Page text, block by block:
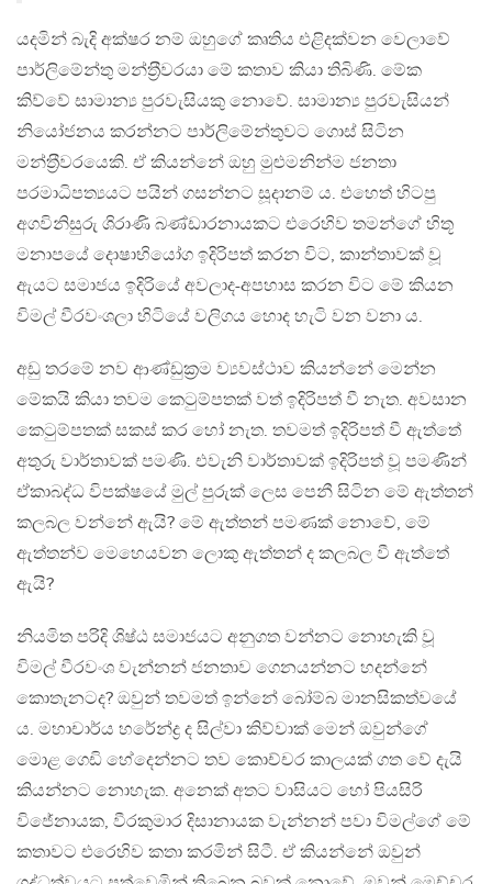
යදමින් බැදි අක්ෂර නම් ඔහුගේ කෘතිය එළිදක්වන වෙලාවේ
පාර්ලිමේන්තු මන්ත‍්‍රීවරයා මේ කතාව කියා තිබිණි. මේක
කිව්වේ සාමාන්‍ය පුරවැසියකු නොවේ. සාමාන්‍ය පුරවැසියන්
නියෝජනය කරන්නට පාර්ලිමේන්තුවට ගොස් සිටින
මන්ත‍්‍රීවරයෙකි. ඒ කියන්නේ ඔහු මුළුමනින්ම ජනතා
පරමාධිපත්‍යයට පයින් ගසන්නට සූදානම් ය. එහෙත් හිටපු
අගවිනිසුරු ශිරාණි බණ්ඩාරනායකට එරෙහිව තමන්ගේ හිතූ
මනාපයේ දොෂාභියෝග ඉදිරිපත් කරන විට, කාන්තාවක් වූ
ඇයට සමාජය ඉදිරියේ අවලාද-අපහාස කරන විට මේ කියන
විමල් වීරවංශලා හිටියේ වලිගය හොද හැටි වන වනා ය.
අඩු තරමේ නව ආණ්ඩුක‍්‍රම ව්‍යවස්ථාව කියන්නේ මෙන්න
මේකයි කියා තවම කෙටුම්පතක් වත් ඉදිරිපත් වී නැත. අවසාන
කෙටුම්පතක් සකස් කර හෝ නැත. තවමත් ඉදිරිපත් වී ඇත්තේ
අතුරු වාර්තාවක් පමණි. එවැනි වාර්තාවක් ඉදිරිපත් වූ පමණින්
ඒකාබද්ධ විපක්ෂයේ මුල් පුරුක් ලෙස පෙනී සිටින මේ ඇත්තන්
කලබල වන්නේ ඇයි? මේ ඇත්තන් පමණක් නොවේ, මේ
ඇත්තන්ව මෙහෙයවන ලොකු ඇත්තන් ද කලබල වී ඇත්තේ
ඇයි?
නියමිත පරිදි ශිෂ්ඨ සමාජයට අනුගත වන්නට නොහැකි වූ
විමල් වීරවංශ වැන්නන් ජනතාව ගෙනයන්නට හදන්නේ
කොතැනටද? ඔවුන් තවමත් ඉන්නේ බෝම්බ මානසිකත්වයේ
ය. මහාචාර්ය හරේන්ද්‍ර ද සිල්වා කිව්වාක් මෙන් ඔවුන්ගේ
මොළ ගෙඩි හේදෙන්නට තව කොච්චර කාලයක් ගත වේ දැයි
කියන්නට නොහැක. අනෙක් අතට වාසියට හෝ පියසිරි
විජේනායක, වීරකුමාර දිසානායක වැන්නන් පවා විමල්ගේ මේ
කතාවට එරෙහිව කතා කරමින් සිටී. ඒ කියන්නේ ඔවුන්